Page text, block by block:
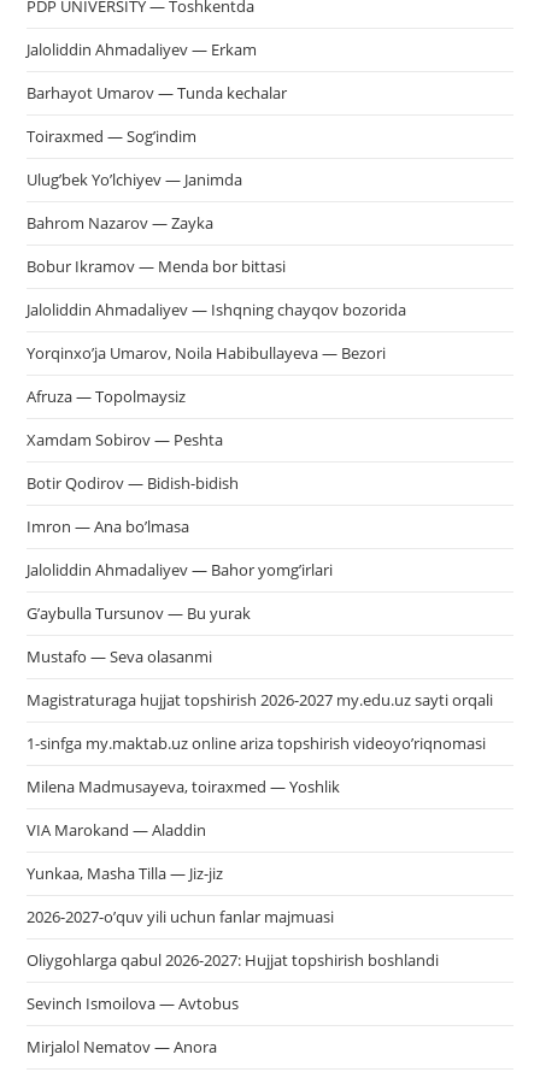
PDP UNIVERSITY — Toshkentda
Jaloliddin Ahmadaliyev — Erkam
Barhayot Umarov — Tunda kechalar
Toiraxmed — Sog’indim
Ulug’bek Yo’lchiyev — Janimda
Bahrom Nazarov — Zayka
Bobur Ikramov — Menda bor bittasi
Jaloliddin Ahmadaliyev — Ishqning chayqov bozorida
Yorqinxo’ja Umarov, Noila Habibullayeva — Bezori
Afruza — Topolmaysiz
Xamdam Sobirov — Peshta
Botir Qodirov — Bidish-bidish
Imron — Ana bo’lmasa
Jaloliddin Ahmadaliyev — Bahor yomg’irlari
G’aybulla Tursunov — Bu yurak
Mustafo — Seva olasanmi
Magistraturaga hujjat topshirish 2026-2027 my.edu.uz sayti orqali
1-sinfga my.maktab.uz online ariza topshirish videoyo’riqnomasi
Milena Madmusayeva, toiraxmed — Yoshlik
VIA Marokand — Aladdin
Yunkaa, Masha Tilla — Jiz-jiz
2026-2027-o’quv yili uchun fanlar majmuasi
Oliygohlarga qabul 2026-2027: Hujjat topshirish boshlandi
Sevinch Ismoilova — Avtobus
Mirjalol Nematov — Anora